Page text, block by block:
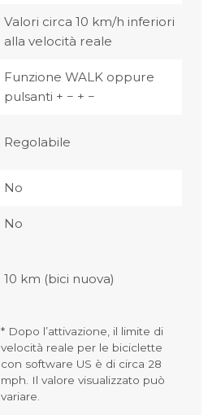
Valori circa 10 km/h inferiori
alla velocità reale
Funzione WALK oppure
pulsanti + − + −
Regolabile
No
No
10 km (bici nuova)
* Dopo l’attivazione, il limite di
velocità reale per le biciclette
con software US è di circa 28
mph. Il valore visualizzato può
variare.